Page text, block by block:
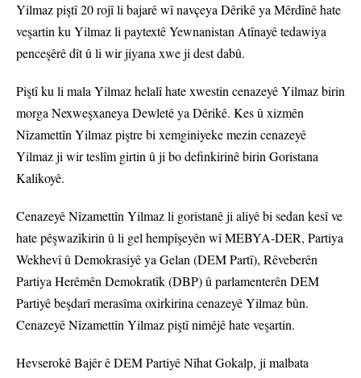
Yilmaz piştî 20 rojî li bajarê wî navçeya Dêrikê ya Mêrdînê hate
veşartin ku Yilmaz li paytextê Yewnanistan Atînayê tedawiya
penceşêrê dît û li wir jiyana xwe ji dest dabû.
Piştî ku li mala Yilmaz helalî hate xwestin cenazeyê Yilmaz birin
morga Nexweşxaneya Dewletê ya Dêrikê. Kes û xizmên
Nîzamettîn Yilmaz piştre bi xemginiyeke mezin cenazeyê
Yilmaz ji wir teslîm girtin û ji bo definkirinê birin Goristana
Kalikoyê.
Cenazeyê Nîzamettîn Yilmaz li goristanê ji aliyê bi sedan kesî ve
hate pêşwazîkirin û li gel hempîşeyên wî MEBYA-DER, Partiya
Wekhevî û Demokrasiyê ya Gelan (DEM Partî), Rêveberên
Partiya Herêmên Demokratîk (DBP) û parlamenterên DEM
Partiyê beşdarî merasîma oxirkirina cenazeyê Yilmaz bûn.
Cenazeyê Nîzamettîn Yilmaz piştî nimêjê hate veşartin.
Hevserokê Bajêr ê DEM Partiyê Nîhat Gokalp, ji malbata